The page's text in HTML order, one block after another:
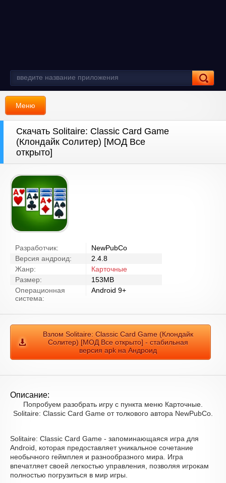
Меню
Скачать Solitaire: Classic Card Game
(Клондайк Солитер) [МОД Все
открыто]
Разработчик:
NewPubCo
Версия андроид:
2.4.8
Жанр:
Карточные
Размер:
153MB
Операционная
система:
Android 9+
Взлом Solitaire: Classic Card Game (Клондайк
Солитер) [МОД Все открыто] - стабильная
версия apk на Андроид
Описание:
Попробуем разобрать игру с пункта меню Карточные.
Solitaire: Classic Card Game от толкового автора NewPubCo.
Solitaire: Classic Card Game - запоминающаяся игра для
Android, которая предоставляет уникальное сочетание
необычного геймплея и разнообразного мира. Игра
впечатляет своей легкостью управления, позволяя игрокам
полностью погрузиться в мир игры.